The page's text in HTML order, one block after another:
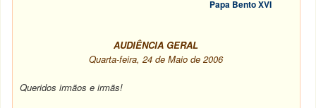
Papa Bento XVI
AUDIÊNCIA GERAL
Quarta-feira, 24 de Maio de 2006
Queridos irmãos e irmãs!